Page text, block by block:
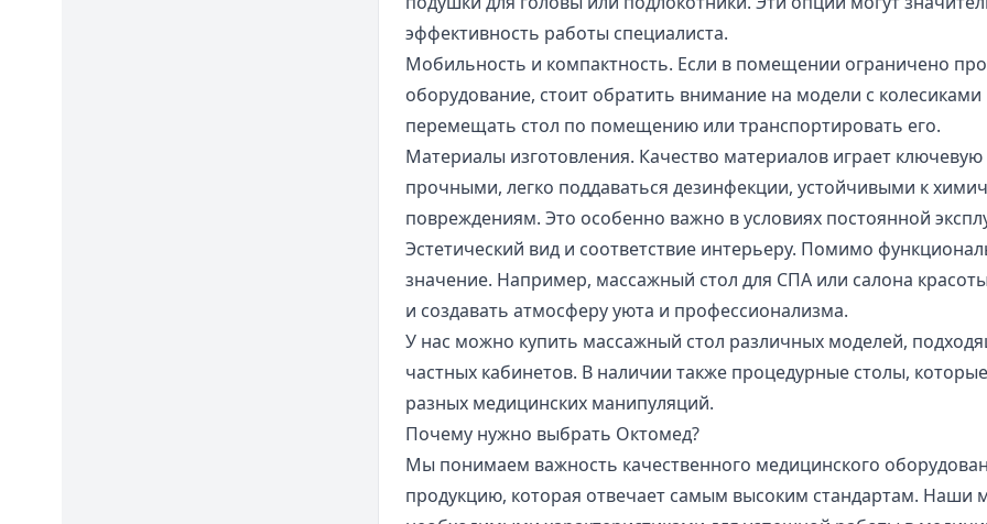
эффективность работы специалиста.
Мобильность и компактность. Если в помещении ограничено
оборудование, стоит обратить внимание на модели с
перемещать стол по помещению или транспортировать его.
Материалы изготовления. Качество материалов играет
прочными, легко поддаваться дезинфекции, устойчивыми к
повреждениям. Это особенно важно в условиях постоянной
Эстетический вид и соответствие интерьеру. Помимо
значение. Например, массажный стол для СПА или салона
и создавать атмосферу уюта и профессионализма.
У нас можно купить массажный стол различных моделей,
частных кабинетов. В наличии также процедурные столы,
разных медицинских манипуляций.
Почему нужно выбрать Октомед?
Мы понимаем важность качественного медицинского
продукцию, которая отвечает самым высоким стандартам.